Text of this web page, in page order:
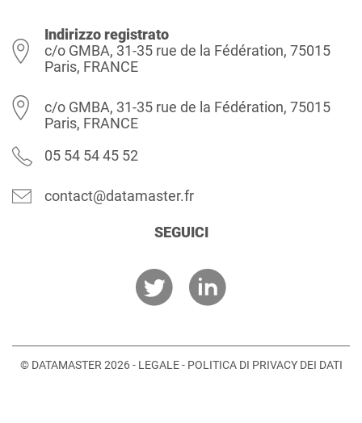
Indirizzo registrato
c/o GMBA, 31-35 rue de la Fédération, 75015
Paris, FRANCE
c/o GMBA, 31-35 rue de la Fédération, 75015
Paris, FRANCE
05 54 54 45 52
contact@datamaster.fr
SEGUICI
© DATAMASTER 2026 - LEGALE- POLITICA DI PRIVACY DEI DATI